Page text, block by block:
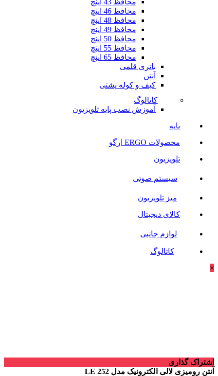
محافظ 46 اینچ
محافظ 48 اینچ
محافظ 49 اینچ
محافظ 50 اینچ
محافظ 55 اینچ
محافظ 65 اینچ
باتری قلمی
آنتن
کیف و کوله پشتی
کاتالوگ
آموزش نصب پایه تلویزیون
پایه
محصولات ERGO ارگو
تلویزیون
سیستم صوتی
میز تلویزیون
کالای دیجیتال
لوازم جانبی
کاتالوگ
×
اشتراک گذاری
آنتن رومیزی لالی الکترونیک مدل LE 252